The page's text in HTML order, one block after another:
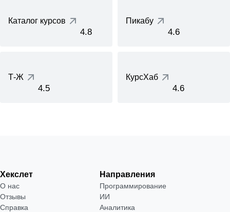
Каталог курсов
4.8
Пикабу
4.6
Т-Ж
4.5
КурсХаб
4.6
Хекслет
О нас
Отзывы
Справка
Направления
Программирование
ИИ
Аналитика